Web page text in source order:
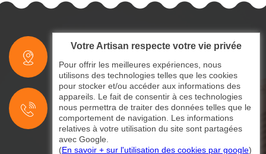
indisponible
indisponible
Votre Artisan respecte votre vie privée
Pour offrir les meilleures expériences, nous
utilisons des technologies telles que les cookies
pour stocker et/ou accéder aux informations des
appareils. Le fait de consentir à ces technologies
nous permettra de traiter des données telles que le
comportement de navigation. Les informations
relatives à votre utilisation du site sont partagées
avec Google.
(En savoir + sur l'utilisation des cookies par google)